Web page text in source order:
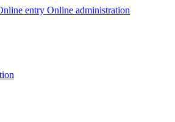
entry Online administration